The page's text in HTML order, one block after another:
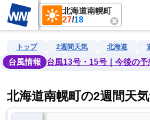
北海道南幌町
27/18
雨雲レーダー 台風情報 地震
トップ 2週間天気 北海道
台風情報
台風13号・15号｜今後の予
北海道南幌町の2週間天